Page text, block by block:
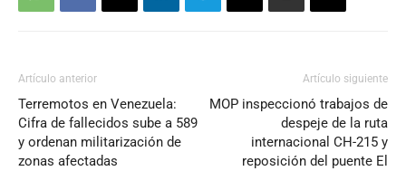
Artículo anterior
Terremotos en Venezuela:
Cifra de fallecidos sube a 589
y ordenan militarización de
zonas afectadas
Artículo siguiente
MOP inspeccionó trabajos de
despeje de la ruta
internacional CH-215 y
reposición del puente El